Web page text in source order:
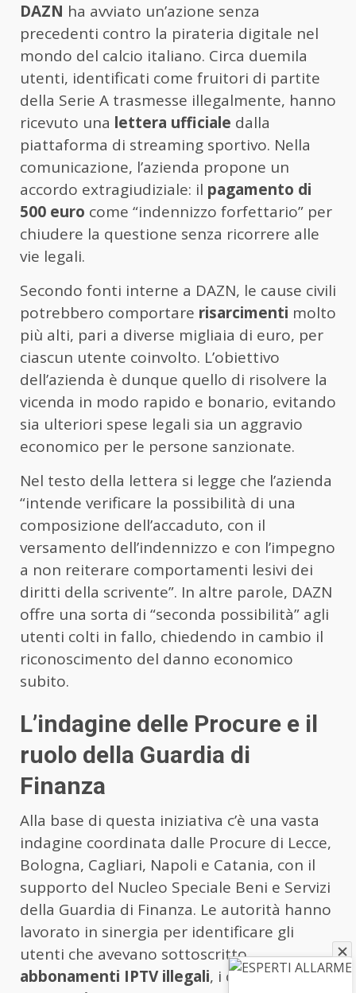
DAZN ha avviato un’azione senza
precedenti contro la pirateria digitale nel
mondo del calcio italiano. Circa duemila
utenti, identificati come fruitori di partite
della Serie A trasmesse illegalmente, hanno
ricevuto una lettera ufficiale dalla
piattaforma di streaming sportivo. Nella
comunicazione, l’azienda propone un
accordo extragiudiziale: il pagamento di
500 euro come “indennizzo forfettario” per
chiudere la questione senza ricorrere alle
vie legali.
Secondo fonti interne a DAZN, le cause civili
potrebbero comportare risarcimenti molto
più alti, pari a diverse migliaia di euro, per
ciascun utente coinvolto. L’obiettivo
dell’azienda è dunque quello di risolvere la
vicenda in modo rapido e bonario, evitando
sia ulteriori spese legali sia un aggravio
economico per le persone sanzionate.
Nel testo della lettera si legge che l’azienda
“intende verificare la possibilità di una
composizione dell’accaduto, con il
versamento dell’indennizzo e con l’impegno
a non reiterare comportamenti lesivi dei
diritti della scrivente”. In altre parole, DAZN
offre una sorta di “seconda possibilità” agli
utenti colti in fallo, chiedendo in cambio il
riconoscimento del danno economico
subito.
L’indagine delle Procure e il
ruolo della Guardia di
Finanza
Alla base di questa iniziativa c’è una vasta
indagine coordinata dalle Procure di Lecce,
Bologna, Cagliari, Napoli e Catania, con il
supporto del Nucleo Speciale Beni e Servizi
della Guardia di Finanza. Le autorità hanno
lavorato in sinergia per identificare gli
utenti che avevano sottoscritto
abbonamenti IPTV illegali, i cosiddetti